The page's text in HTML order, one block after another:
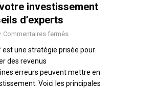
investissement
d’experts
Commentaires fermés
une stratégie prisée pour
des revenus
erreurs peuvent mettre en
Voici les principales